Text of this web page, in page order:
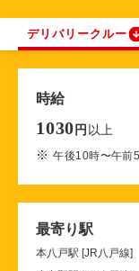
デリバリークルー
時給
1030 円 以上
※午後10時〜午前
最寄り駅
本八戸駅 [JR八戸線]